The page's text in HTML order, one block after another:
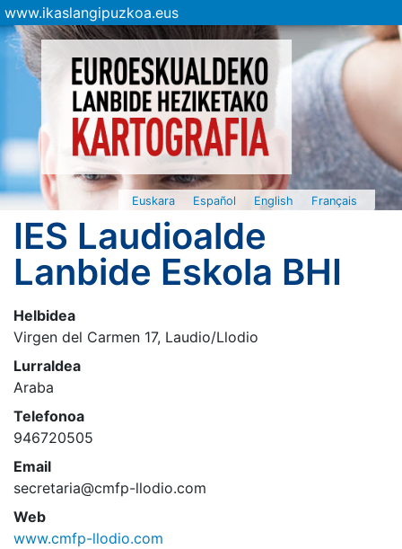
www.ikaslangipuzkoa.eus
Euskara Español English Français
IES Laudioalde
Lanbide Eskola BHI
Helbidea
Virgen del Carmen 17, Laudio/Llodio
Lurraldea
Araba
Telefonoa
946720505
Email
secretaria@cmfp-llodio.com
Web
www.cmfp-llodio.com